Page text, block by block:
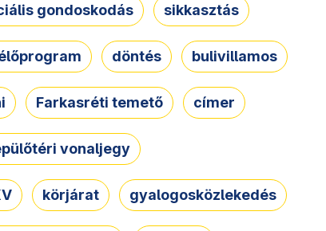
gondoskodás sikkasztás
döntés bulivillamos
Farkasréti temető címer
vonaljegy
körjárat gyalogosközlekedés